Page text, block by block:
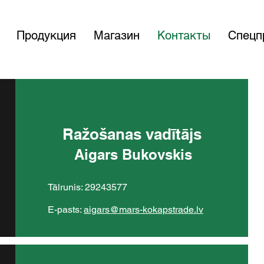
Продукция Магазин Контакты
Ražošanas vadītājs
Aigars Bukovskis
Tālrunis: 29243577
E-pasts: aigars@mars-kokapstrade.lv